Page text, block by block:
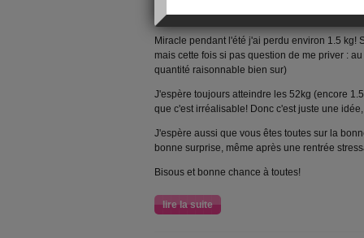
Coucou tout le monde,
Miracle pendant l'été j'ai perdu environ 1.5 kg!
mais cette fois si pas question de me priver :
quantité raisonnable bien sur)
J'espère toujours atteindre les 52kg (encore
que c'est irréalisable! Donc c'est juste une
J'espère aussi que vous êtes toutes sur la
bonne surprise, même après une rentrée
Bisous et bonne chance à toutes!
lire la suite